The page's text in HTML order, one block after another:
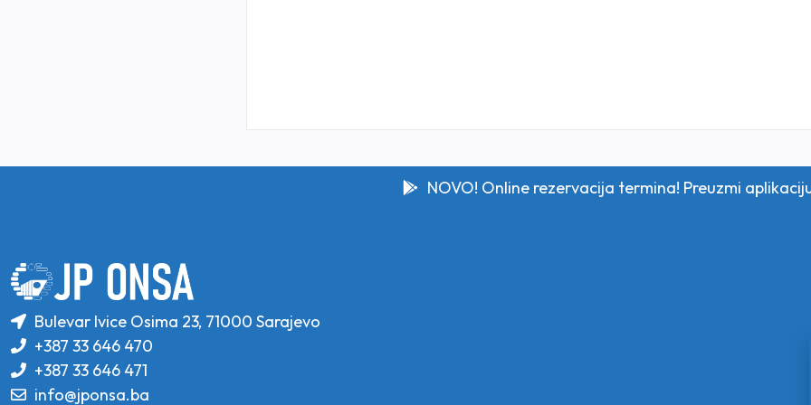
NOVO! Online rezervacija termina! Preuzmi
Bulevar Ivice Osima 23, 71000 Sarajevo
+387 33 646 470
+387 33 646 471
info@jponsa.ba